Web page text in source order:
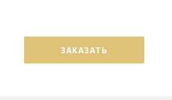
ЗАКАЗАТЬ